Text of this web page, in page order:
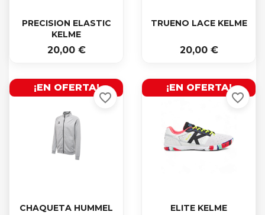
Vista rápida
PRECISION ELASTIC
KELME
20,00 €
Vista rápida
TRUENO LACE KELME
20,00 €
Vista rápida
CHAQUETA HUMMEL
¡EN OFERTA!
favorite_border
 Vista rápida
ELITE KELME
¡EN OFERTA!
favorite_border
Cancelar